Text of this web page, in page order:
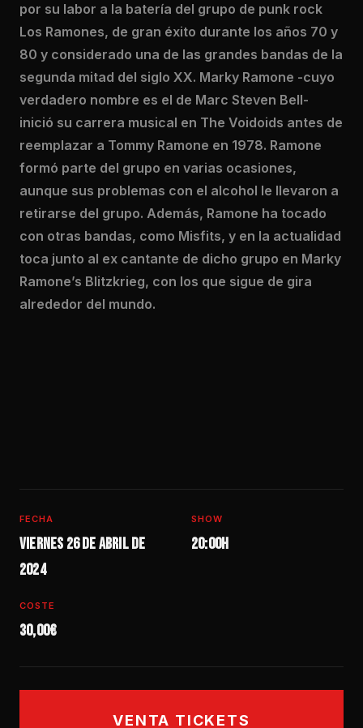
por su labor a la batería del grupo de punk rock
Los Ramones, de gran éxito durante los años 70 y
80 y considerado una de las grandes bandas de la
segunda mitad del siglo XX. Marky Ramone -cuyo
verdadero nombre es el de Marc Steven Bell-
inició su carrera musical en The Voidoids antes de
reemplazar a Tommy Ramone en 1978. Ramone
formó parte del grupo en varias ocasiones,
aunque sus problemas con el alcohol le llevaron a
retirarse del grupo. Además, Ramone ha tocado
con otras bandas, como Misfits, y en la actualidad
toca junto al ex cantante de dicho grupo en Marky
Ramone’s Blitzkrieg, con los que sigue de gira
alrededor del mundo.
FECHA
Viernes 26 de abril de
2024
SHOW
20:00h
COSTE
30,00€
VENTA TICKETS